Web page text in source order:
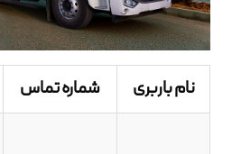
نام باربری شماره تماس